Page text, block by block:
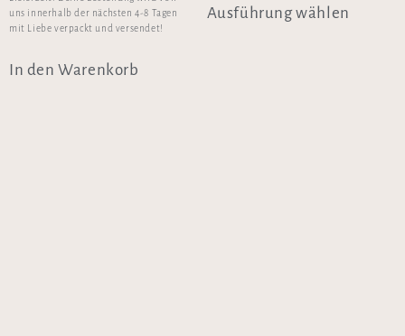
uns innerhalb der nächsten 4-8 Tagen
mit Liebe verpackt und versendet!
In den Warenkorb
Ausführung wählen